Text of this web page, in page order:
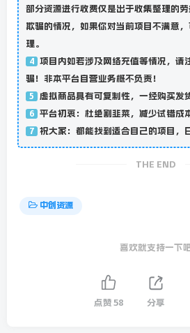
部分资源进行收费仅是出于收集整理的
欺骗的情况，如果你对当前项目不满意
理。
4
项目内如若涉及网络充值等情况，请
骗！非本平台自营业务概不负责！
5 虚拟商品具有可复制性，一经购买发
6 平台初衷：杜绝割韭菜，减少试错成
7 祝大家：都能找到适合自己的项目，
THE END
中创资源
喜欢就支持一下
点赞 58 分享